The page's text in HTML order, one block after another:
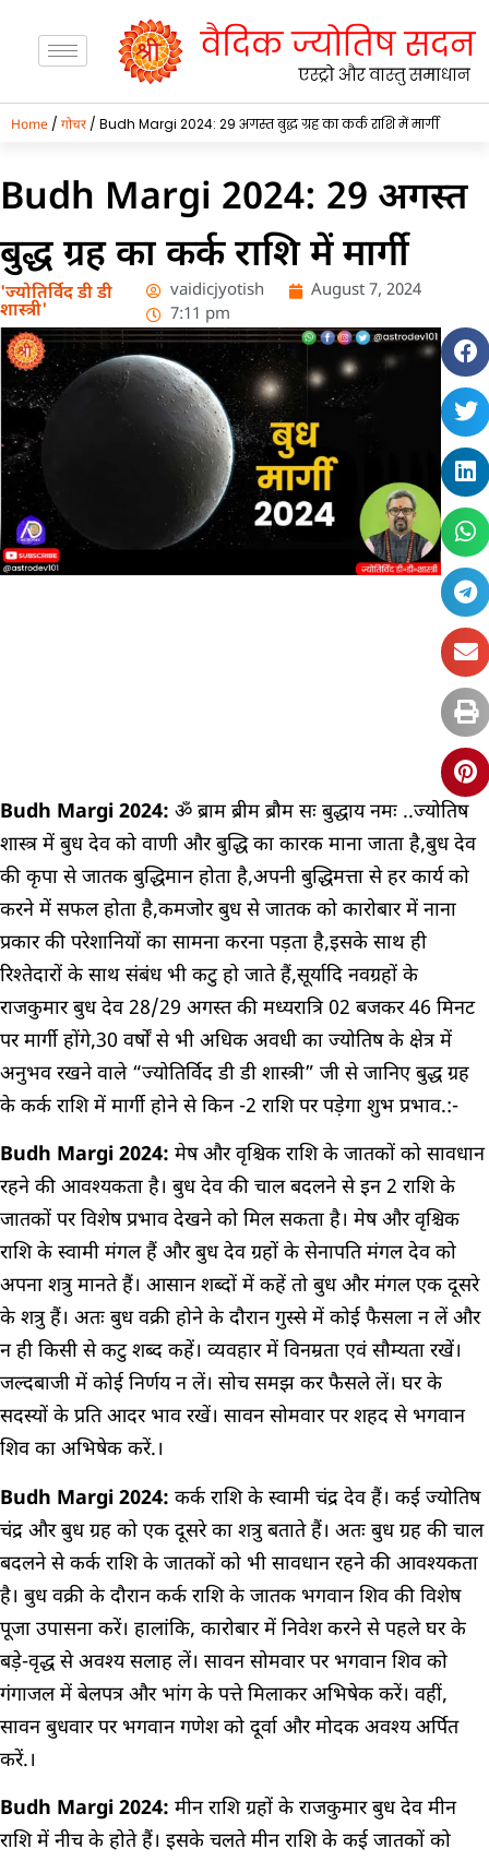
Home / गोचर / Budh Margi 2024: 29 अगस्त बुद्ध ग्रह का कर्क राशि में मार्गी
Budh Margi 2024: 29 अगस्त
बुद्ध ग्रह का कर्क राशि में मार्गी
'ज्योतिर्विद डी डी
शास्त्री'
vaidicjyotish
August 7, 2024
7:11 pm
Budh Margi 2024: ॐ ब्राम ब्रीम ब्रौम सः बुद्धाय नमः ..ज्योतिष
शास्त्र में बुध देव को वाणी और बुद्धि का कारक माना जाता है,बुध देव
की कृपा से जातक बुद्धिमान होता है,अपनी बुद्धिमत्ता से हर कार्य को
करने में सफल होता है,कमजोर बुध से जातक को कारोबार में नाना
प्रकार की परेशानियों का सामना करना पड़ता है,इसके साथ ही
रिश्तेदारों के साथ संबंध भी कटु हो जाते हैं,सूर्यादि नवग्रहों के
राजकुमार बुध देव 28/29 अगस्त की मध्यरात्रि 02 बजकर 46 मिनट
पर मार्गी होंगे,30 वर्षों से भी अधिक अवधी का ज्योतिष के क्षेत्र में
अनुभव रखने वाले “ज्योतिर्विद डी डी शास्त्री” जी से जानिए बुद्ध ग्रह
के कर्क राशि में मार्गी होने से किन -2 राशि पर पड़ेगा शुभ प्रभाव.:-
Budh Margi 2024: मेष और वृश्चिक राशि के जातकों को सावधान
रहने की आवश्यकता है। बुध देव की चाल बदलने से इन 2 राशि के
जातकों पर विशेष प्रभाव देखने को मिल सकता है। मेष और वृश्चिक
राशि के स्वामी मंगल हैं और बुध देव ग्रहों के सेनापति मंगल देव को
अपना शत्रु मानते हैं। आसान शब्दों में कहें तो बुध और मंगल एक दूसरे
के शत्रु हैं। अतः बुध वक्री होने के दौरान गुस्से में कोई फैसला न लें और
न ही किसी से कटु शब्द कहें। व्यवहार में विनम्रता एवं सौम्यता रखें।
जल्दबाजी में कोई निर्णय न लें। सोच समझ कर फैसले लें। घर के
सदस्यों के प्रति आदर भाव रखें। सावन सोमवार पर शहद से भगवान
शिव का अभिषेक करें.।
Budh Margi 2024: कर्क राशि के स्वामी चंद्र देव हैं। कई ज्योतिष
चंद्र और बुध ग्रह को एक दूसरे का शत्रु बताते हैं। अतः बुध ग्रह की चाल
बदलने से कर्क राशि के जातकों को भी सावधान रहने की आवश्यकता
है। बुध वक्री के दौरान कर्क राशि के जातक भगवान शिव की विशेष
पूजा उपासना करें। हालांकि, कारोबार में निवेश करने से पहले घर के
बड़े-वृद्ध से अवश्य सलाह लें। सावन सोमवार पर भगवान शिव को
गंगाजल में बेलपत्र और भांग के पत्ते मिलाकर अभिषेक करें। वहीं,
सावन बुधवार पर भगवान गणेश को दूर्वा और मोदक अवश्य अर्पित
करें.।
Budh Margi 2024: मीन राशि ग्रहों के राजकुमार बुध देव मीन
राशि में नीच के होते हैं। इसके चलते मीन राशि के कई जातकों को